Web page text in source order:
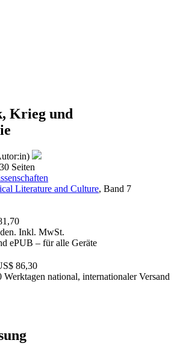
Krieg und
Seiten
Literature and Culture, Band 7
Inkl. MwSt.
ePUB – für alle Geräte
86,30
Werktagen national, internationaler Versand